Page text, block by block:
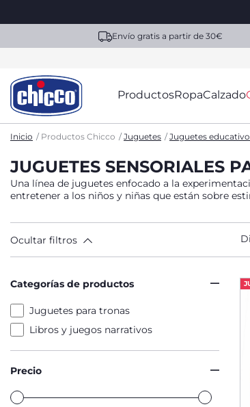
Envío gratis a partir de 30€
ProductosRopaCalzado
Inicio Productos Chicco Juguetes Juguetes
JUGUETES SENSORIALES
Una línea de juguetes enfocado a la
entretener a los niños y niñas que están sobre
Ocultar filtros
Categorías de productos
Juguetes para tronas
Libros y juegos narrativos
Precio